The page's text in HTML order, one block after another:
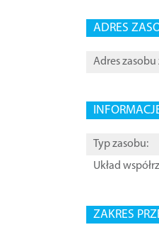
ADRES
Adres
Typ zasobu:
Układ
ZAKRES